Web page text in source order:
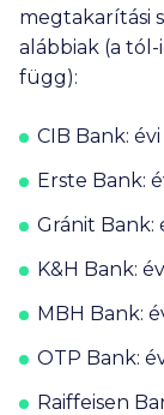
megtakarítási
alábbiak (a
függ):
CIB Bank:
Erste Bank:
Gránit Bank:
K&H Bank:
MBH Bank:
OTP Bank:
Raiffeisen